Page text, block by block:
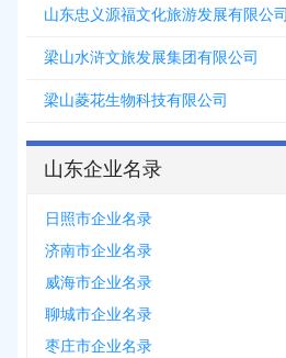
山东忠义源福文化旅游发展有限公司
梁山水浒文旅发展集团有限公司
梁山菱花生物科技有限公司
山东企业名录
日照市企业名录
济南市企业名录
威海市企业名录
聊城市企业名录
枣庄市企业名录